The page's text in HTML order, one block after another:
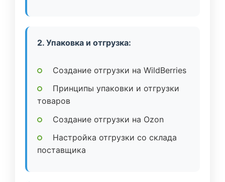
2. Упаковка и отгрузка:
Создание отгрузки на WildBerries
Принципы упаковки и отгрузки
товаров
Создание отгрузки на Ozon
Настройка отгрузки со склада
поставщика